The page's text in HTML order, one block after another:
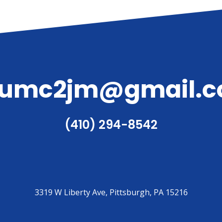
(410) 294-8542
3319 W Liberty Ave, Pittsburgh, PA 15216